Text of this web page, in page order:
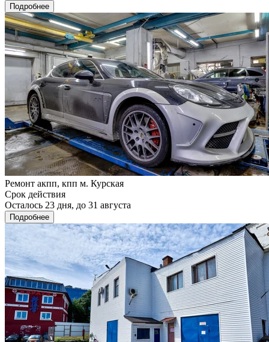
Подробнее
Ремонт акпп, кпп м. Курская
Срок действия
Осталось 23 дня, до 31 августа
Подробнее